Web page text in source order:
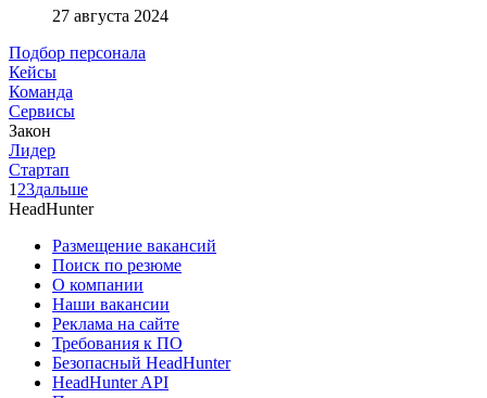
27 августа 2024
Подбор персонала
Кейсы
Команда
Сервисы
Закон
Лидер
Стартап
1 23дальше
HeadHunter
Размещение вакансий
Поиск по резюме
О компании
Наши вакансии
Реклама на сайте
Требования к ПО
Безопасный HeadHunter
HeadHunter API